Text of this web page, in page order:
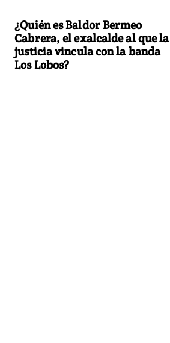
¿Quién es Baldor Bermeo
Cabrera, el exalcalde al que la
justicia vincula con la banda
Los Lobos?